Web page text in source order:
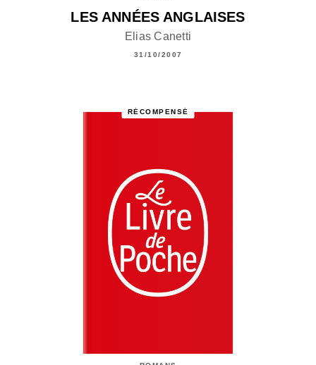
LES ANNÉES ANGLAISES
Elias Canetti
31/10/2007
RÉCOMPENSÉ